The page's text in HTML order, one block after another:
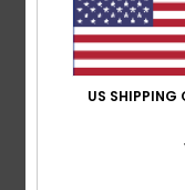
Afficher original -
Confort: 4/5
parfaiteMatière: 3/5
US SHIPPING